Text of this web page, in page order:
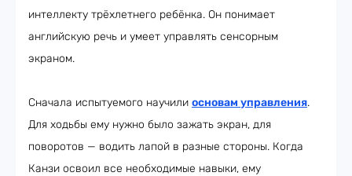
интеллекту трёхлетнего ребёнка. Он понимает
английскую речь и умеет управлять сенсорным
экраном.
Сначала испытуемого научили основам управления.
Для ходьбы ему нужно было зажать экран, для
поворотов — водить лапой в разные стороны. Когда
Канзи освоил все необходимые навыки, ему